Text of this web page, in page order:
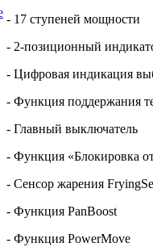
- 17 ступеней мощности
- 2-позиционный
- Цифровая индикация
- Функция поддержания
- Главный выключатель
- Функция «Блокировка
- Сенсор жарения
- Функция PanBoost
- Функция PowerMove